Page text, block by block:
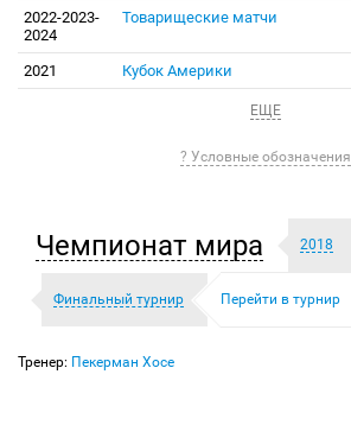
2022-2023-
2024
Товарищеские матчи
2021 Кубок Америки
ЕЩЕ
? Условные обозначения
Чемпионат мира 2018
Финальный турнир Перейти в турнир
Тренер: Пекерман Хосе